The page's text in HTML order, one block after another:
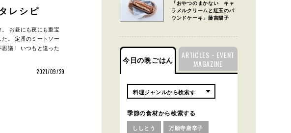
レシピ
お昼にも夜にも重宝
。 定番のミートソー
議！ いつもと違った
2021/09/29
「おやつのまかない キャ
ラメルクリームと紅玉のパ
ウンドケーキ」藤吉陽子
今日の晩ごはん
ARTICLES・EVENT
MAGAZINE
季節の食材から検索する
ししとう 万願寺唐辛子